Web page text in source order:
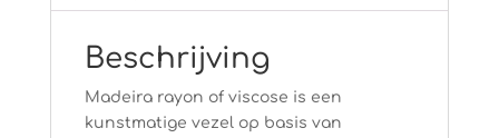
Beschrijving
Madeira rayon of viscose is een
kunstmatige vezel op basis van